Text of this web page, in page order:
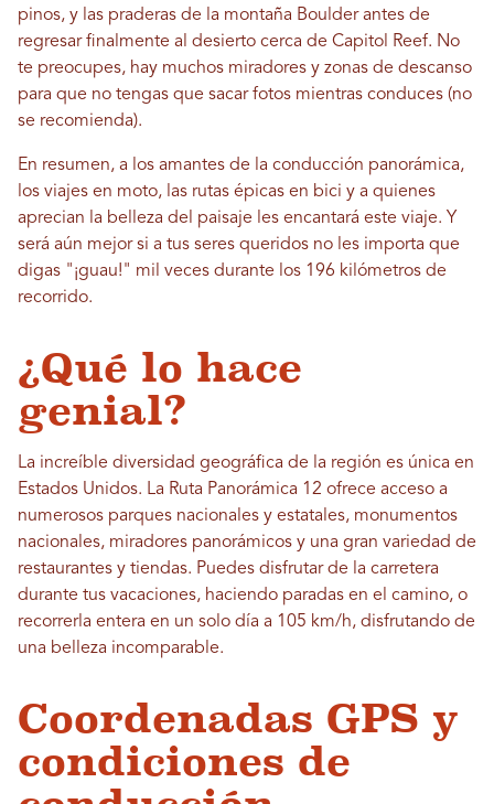
pinos, y las praderas de la montaña Boulder antes de
regresar finalmente al desierto cerca de Capitol Reef. No
te preocupes, hay muchos miradores y zonas de descanso
para que no tengas que sacar fotos mientras conduces (no
se recomienda).
En resumen, a los amantes de la conducción panorámica,
los viajes en moto, las rutas épicas en bici y a quienes
aprecian la belleza del paisaje les encantará este viaje. Y
será aún mejor si a tus seres queridos no les importa que
digas "¡guau!" mil veces durante los 196 kilómetros de
recorrido.
¿Qué lo hace
genial?
La increíble diversidad geográfica de la región es única en
Estados Unidos. La Ruta Panorámica 12 ofrece acceso a
numerosos parques nacionales y estatales, monumentos
nacionales, miradores panorámicos y una gran variedad de
restaurantes y tiendas. Puedes disfrutar de la carretera
durante tus vacaciones, haciendo paradas en el camino, o
recorrerla entera en un solo día a 105 km/h, disfrutando de
una belleza incomparable.
Coordenadas GPS y
condiciones de